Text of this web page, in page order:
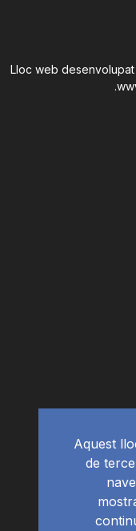
Lloc web
.
Aquest
de